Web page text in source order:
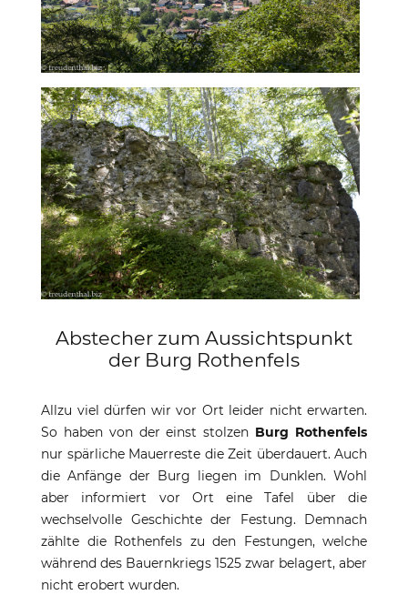
Abstecher zum Aussichtspunkt
der Burg Rothenfels
Allzu viel dürfen wir vor Ort leider nicht erwarten.
So haben von der einst stolzen Burg Rothenfels
nur spärliche Mauerreste die Zeit überdauert. Auch
die Anfänge der Burg liegen im Dunklen. Wohl
aber informiert vor Ort eine Tafel über die
wechselvolle Geschichte der Festung. Demnach
zählte die Rothenfels zu den Festungen, welche
während des Bauernkriegs 1525 zwar belagert, aber
nicht erobert wurden.